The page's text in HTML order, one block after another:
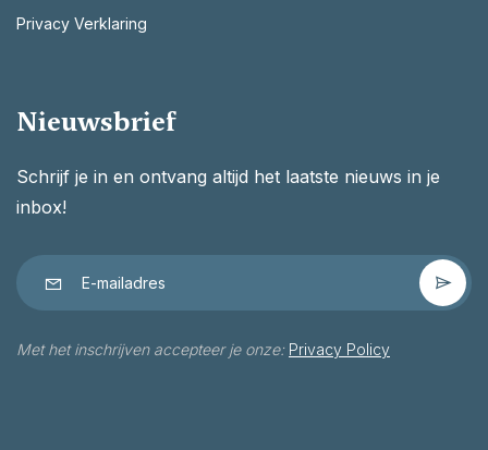
Privacy Verklaring
Nieuwsbrief
Schrijf je in en ontvang altijd het laatste nieuws in je
inbox!
Met het inschrijven accepteer je onze: Privacy Policy